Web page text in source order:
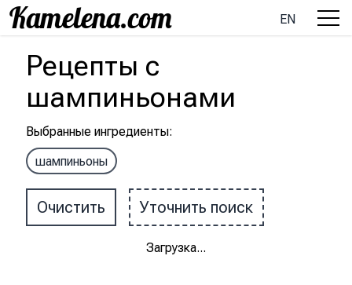
EN
Рецепты с
шампиньонами
Выбранные ингредиенты:
шампиньоны
Очистить Уточнить поиск
Загрузка...